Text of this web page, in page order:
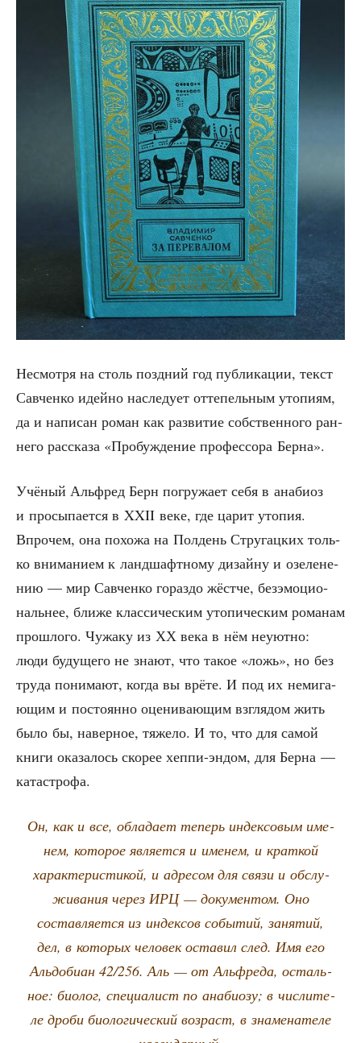
Несмот­ря на столь позд­ний год пуб­ли­ка­ции, текст
Савчен­ко идей­но насле­ду­ет отте­пель­ным уто­пи­ям,
да и напи­сан роман как раз­ви­тие соб­ствен­но­го ран­
не­го рас­ска­за «Про­буж­де­ние про­фес­со­ра Берна».
Учё­ный Аль­фред Берн погру­жа­ет себя в ана­би­оз
и про­сы­па­ет­ся в XXII веке, где царит уто­пия.
Впро­чем, она похо­жа на Пол­день Стру­гац­ких толь­
ко вни­ма­ни­ем к ланд­шафт­но­му дизай­ну и озе­ле­не­
нию — мир Савчен­ко гораз­до жёст­че, без­эмо­ци­о­
наль­нее, бли­же клас­си­че­ским уто­пи­че­ским рома­нам
про­шло­го. Чужа­ку из ХХ века в нём неуют­но:
люди буду­ще­го не зна­ют, что такое «ложь», но без
тру­да пони­ма­ют, когда вы врё­те. И под их неми­га­
ю­щим и посто­ян­но оце­ни­ва­ю­щим взгля­дом жить
было бы, навер­ное, тяже­ло. И то, что для самой
кни­ги ока­за­лось ско­рее хеп­пи-эндом, для Бер­на —
катастрофа.
Он, как и все, обла­да­ет теперь индек­со­вым име­
нем, кото­рое явля­ет­ся и име­нем, и крат­кой
харак­те­ри­сти­кой, и адре­сом для свя­зи и обслу­
жи­ва­ния через ИРЦ — доку­мен­том. Оно
состав­ля­ет­ся из индек­сов собы­тий, заня­тий,
дел, в кото­рых чело­век оста­вил след. Имя его
Аль­до­би­ан 42/256. Аль — от Аль­фре­да, осталь­
ное: био­лог, спе­ци­а­лист по ана­би­о­зу; в чис­ли­те­
ле дро­би био­ло­ги­че­ский воз­раст, в зна­ме­на­те­ле